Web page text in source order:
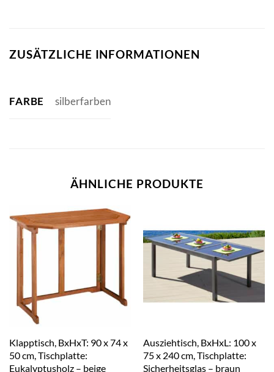
ZUSÄTZLICHE INFORMATIONEN
FARBE silberfarben
ÄHNLICHE PRODUKTE
Klapptisch, BxHxT: 90 x 74 x
50 cm, Tischplatte:
Eukalyptusholz – beige
Ausziehtisch, BxHxL: 100 x
75 x 240 cm, Tischplatte:
Sicherheitsglas – braun